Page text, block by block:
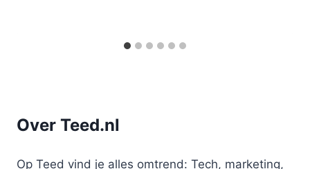
Over Teed.nl
Op Teed vind je alles omtrend: Tech, marketing,